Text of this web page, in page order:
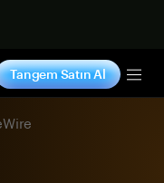
Tangem Satın Al